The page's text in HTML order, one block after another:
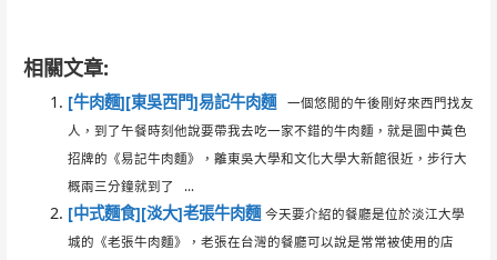
相關文章:
[牛肉麵][東吳西門]易記牛肉麵
一個悠閒的午後剛好來西門找友
人，到了午餐時刻他說要帶我去吃一家不錯的牛肉麵，就是圖中黃色
招牌的《易記牛肉麵》，離東吳大學和文化大學大新館很近，步行大
概兩三分鐘就到了 ...
[中式麵食][淡大]老張牛肉麵 今天要介紹的餐廳是位於淡江大學
城的《老張牛肉麵》，老張在台灣的餐廳可以說是常常被使用的店